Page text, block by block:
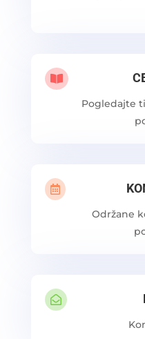

Pogledajte

Održane
